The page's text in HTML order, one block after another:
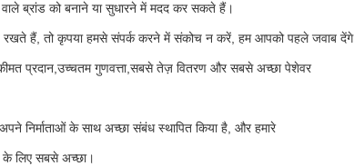
वाले ब्रांड को बनाने या सुधारने में मदद कर सकते हैं।
रखते हैं, तो कृपया हमसे संपर्क करने में संकोच न करें, हम आपको पहले जवाब देंगे
प्रदान,उच्चतम गुणवत्ता,सबसे तेज़ वितरण और सबसे अच्छा पेशेवर
निर्माताओं के साथ अच्छा संबंध स्थापित किया है, और हमारे
के लिए सबसे अच्छा।